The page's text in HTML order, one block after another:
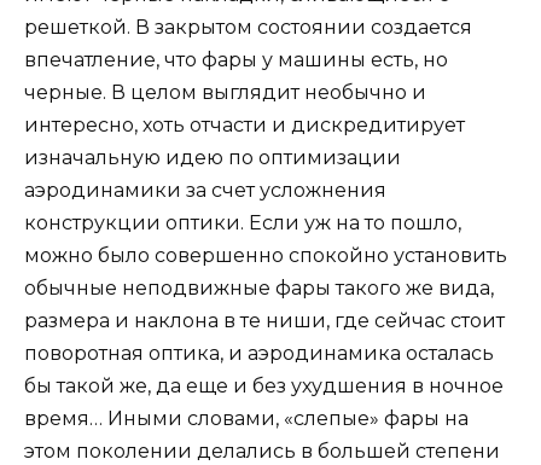
решеткой. В закрытом состоянии создается
впечатление, что фары у машины есть, но
черные. В целом выглядит необычно и
интересно, хоть отчасти и дискредитирует
изначальную идею по оптимизации
аэродинамики за счет усложнения
конструкции оптики. Если уж на то пошло,
можно было совершенно спокойно установить
обычные неподвижные фары такого же вида,
размера и наклона в те ниши, где сейчас стоит
поворотная оптика, и аэродинамика осталась
бы такой же, да еще и без ухудшения в ночное
время… Иными словами, «слепые» фары на
этом поколении делались в большей степени